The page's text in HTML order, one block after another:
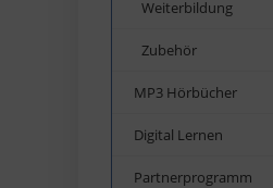
Weiterbildung
Zubehör
MP3 Hörbücher
Digital Lernen
Partnerprogramm